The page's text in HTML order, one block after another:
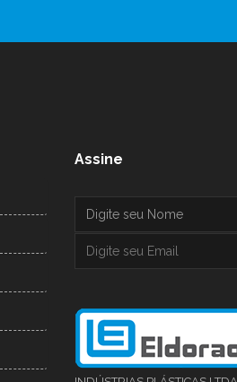
Assine